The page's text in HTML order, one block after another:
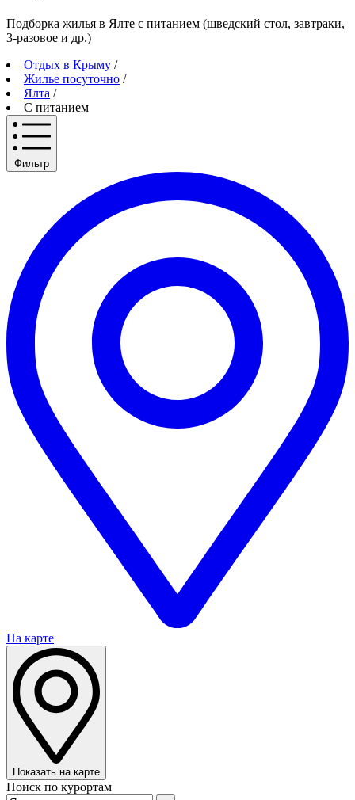
Подборка жилья в Ялте c питанием (шведский стол, завтраки,
3-разовое и др.)
Отдых в Крыму /
Жилье посуточно /
Ялта /
С питанием
Фильтр
На карте
Показать на карте
Поиск по курортам